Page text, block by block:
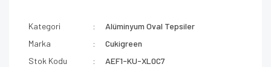
Kategori
Alüminyum Oval Tepsiler
Marka
Cukigreen
Stok Kodu
AEF1-KU-XL0C7